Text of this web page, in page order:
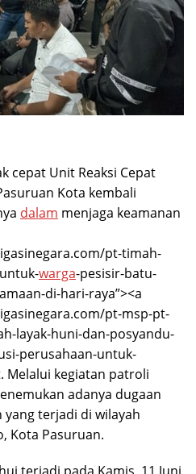
cepat Unit Reaksi Cepat
Kota kembali
dalam menjaga keamanan
pt-timah-
warga-pesisir-batu-
di-hari-raya”><a
pt-msp-pt-
layak-huni-dan-posyandu-
perusahaan-untuk-
Melalui kegiatan patroli
adanya dugaan
terjadi di wilayah
Kota Pasuruan.